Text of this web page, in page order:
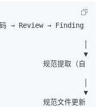
→ Review → Finding